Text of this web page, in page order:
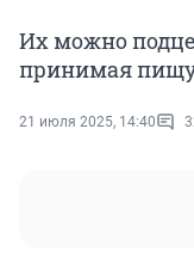
Их можно
принимая
21 июля 2025, 14:40